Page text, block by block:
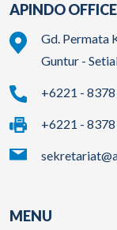
APINDO OFFICE
Gd. Permata
Guntur -
+6221 -
+6221 -
MENU